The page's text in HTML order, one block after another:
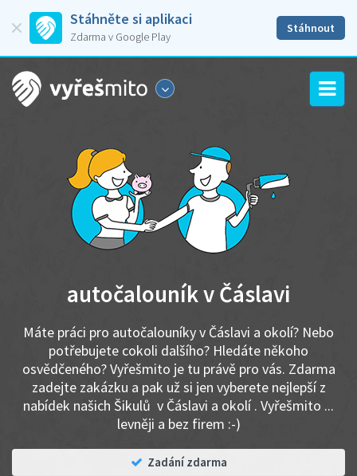
Stáhněte si aplikaci
Zdarma v Google Play
Stáhnout
autočalouník v Čáslavi
Máte práci pro autočalouníky v Čáslavi a okolí? Nebo
potřebujete cokoli dalšího? Hledáte někoho
osvědčeného? Vyřešmito je tu právě pro vás. Zdarma
zadejte zakázku a pak už si jen vyberete nejlepší z
nabídek našich Šikulů v Čáslavi a okolí . Vyřešmito ...
levněji a bez firem :-)
Zadání zdarma